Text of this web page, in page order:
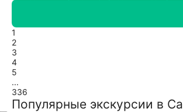
1
2
3
4
5
...
336
Популярные экскурсии в